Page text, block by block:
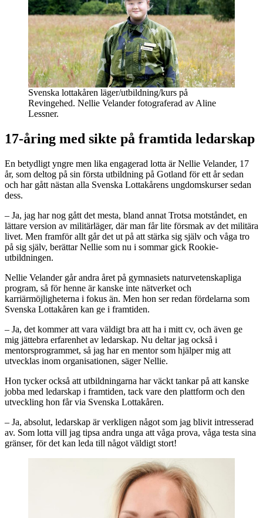
Svenska lottakåren läger/utbildning/kurs på
Revingehed. Nellie Velander fotograferad av Aline
Lessner.
17-åring med sikte på framtida ledarskap
En betydligt yngre men lika engagerad lotta är Nellie Velander, 17
år, som deltog på sin första utbildning på Gotland för ett år sedan
och har gått nästan alla Svenska Lottakårens ungdomskurser sedan
dess.
– Ja, jag har nog gått det mesta, bland annat Trotsa motståndet, en
lättare version av militärläger, där man får lite försmak av det militära
livet. Men framför allt går det ut på att stärka sig själv och våga tro
på sig själv, berättar Nellie som nu i sommar gick Rookie-
utbildningen.
Nellie Velander går andra året på gymnasiets naturvetenskapliga
program, så för henne är kanske inte nätverket och
karriärmöjligheterna i fokus än. Men hon ser redan fördelarna som
Svenska Lottakåren kan ge i framtiden.
– Ja, det kommer att vara väldigt bra att ha i mitt cv, och även ge
mig jättebra erfarenhet av ledarskap. Nu deltar jag också i
mentorsprogrammet, så jag har en mentor som hjälper mig att
utvecklas inom organisationen, säger Nellie.
Hon tycker också att utbildningarna har väckt tankar på att kanske
jobba med ledarskap i framtiden, tack vare den plattform och den
utveckling hon får via Svenska Lottakåren.
– Ja, absolut, ledarskap är verkligen något som jag blivit intresserad
av. Som lotta vill jag tipsa andra unga att våga prova, våga testa sina
gränser, för det kan leda till något väldigt stort!